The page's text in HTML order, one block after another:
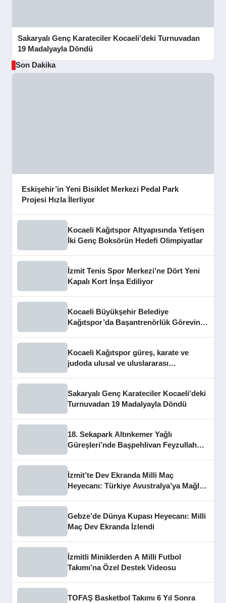
Sakaryalı Genç Karateciler Kocaeli’deki Turnuvadan
19 Madalyayla Döndü
Son Dakika
Eskişehir’in Yeni Bisiklet Merkezi Pedal Park
Projesi Hızla İlerliyor
Kocaeli Kağıtspor Altyapısında Yetişen
İki Genç Boksörün Hedefi Olimpiyatlar
İzmit Tenis Spor Merkezi’ne Dört Yeni
Kapalı Kort İnşa Ediliyor
Kocaeli Büyükşehir Belediye
Kağıtspor’da Başantrenörlük Görevine
Kocaeli Kağıtspor güreş, karate ve
judoda ulusal ve uluslararası
Sakaryalı Genç Karateciler Kocaeli’deki
Turnuvadan 19 Madalyayla Döndü
18. Sekapark Altınkemer Yağlı
Güreşleri’nde Başpehlivan Feyzullah
İzmit’te Dev Ekranda Milli Maç
Heyecanı: Türkiye Avustralya’ya Mağlup
Gebze’de Dünya Kupası Heyecanı: Milli
Maç Dev Ekranda İzlendi
İzmitli Miniklerden A Milli Futbol
Takımı’na Özel Destek Videosu
TOFAŞ Basketbol Takımı 6 Yıl Sonra